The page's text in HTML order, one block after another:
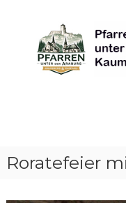
content
unter
derAraburg
Kaumberg
Roratefeier